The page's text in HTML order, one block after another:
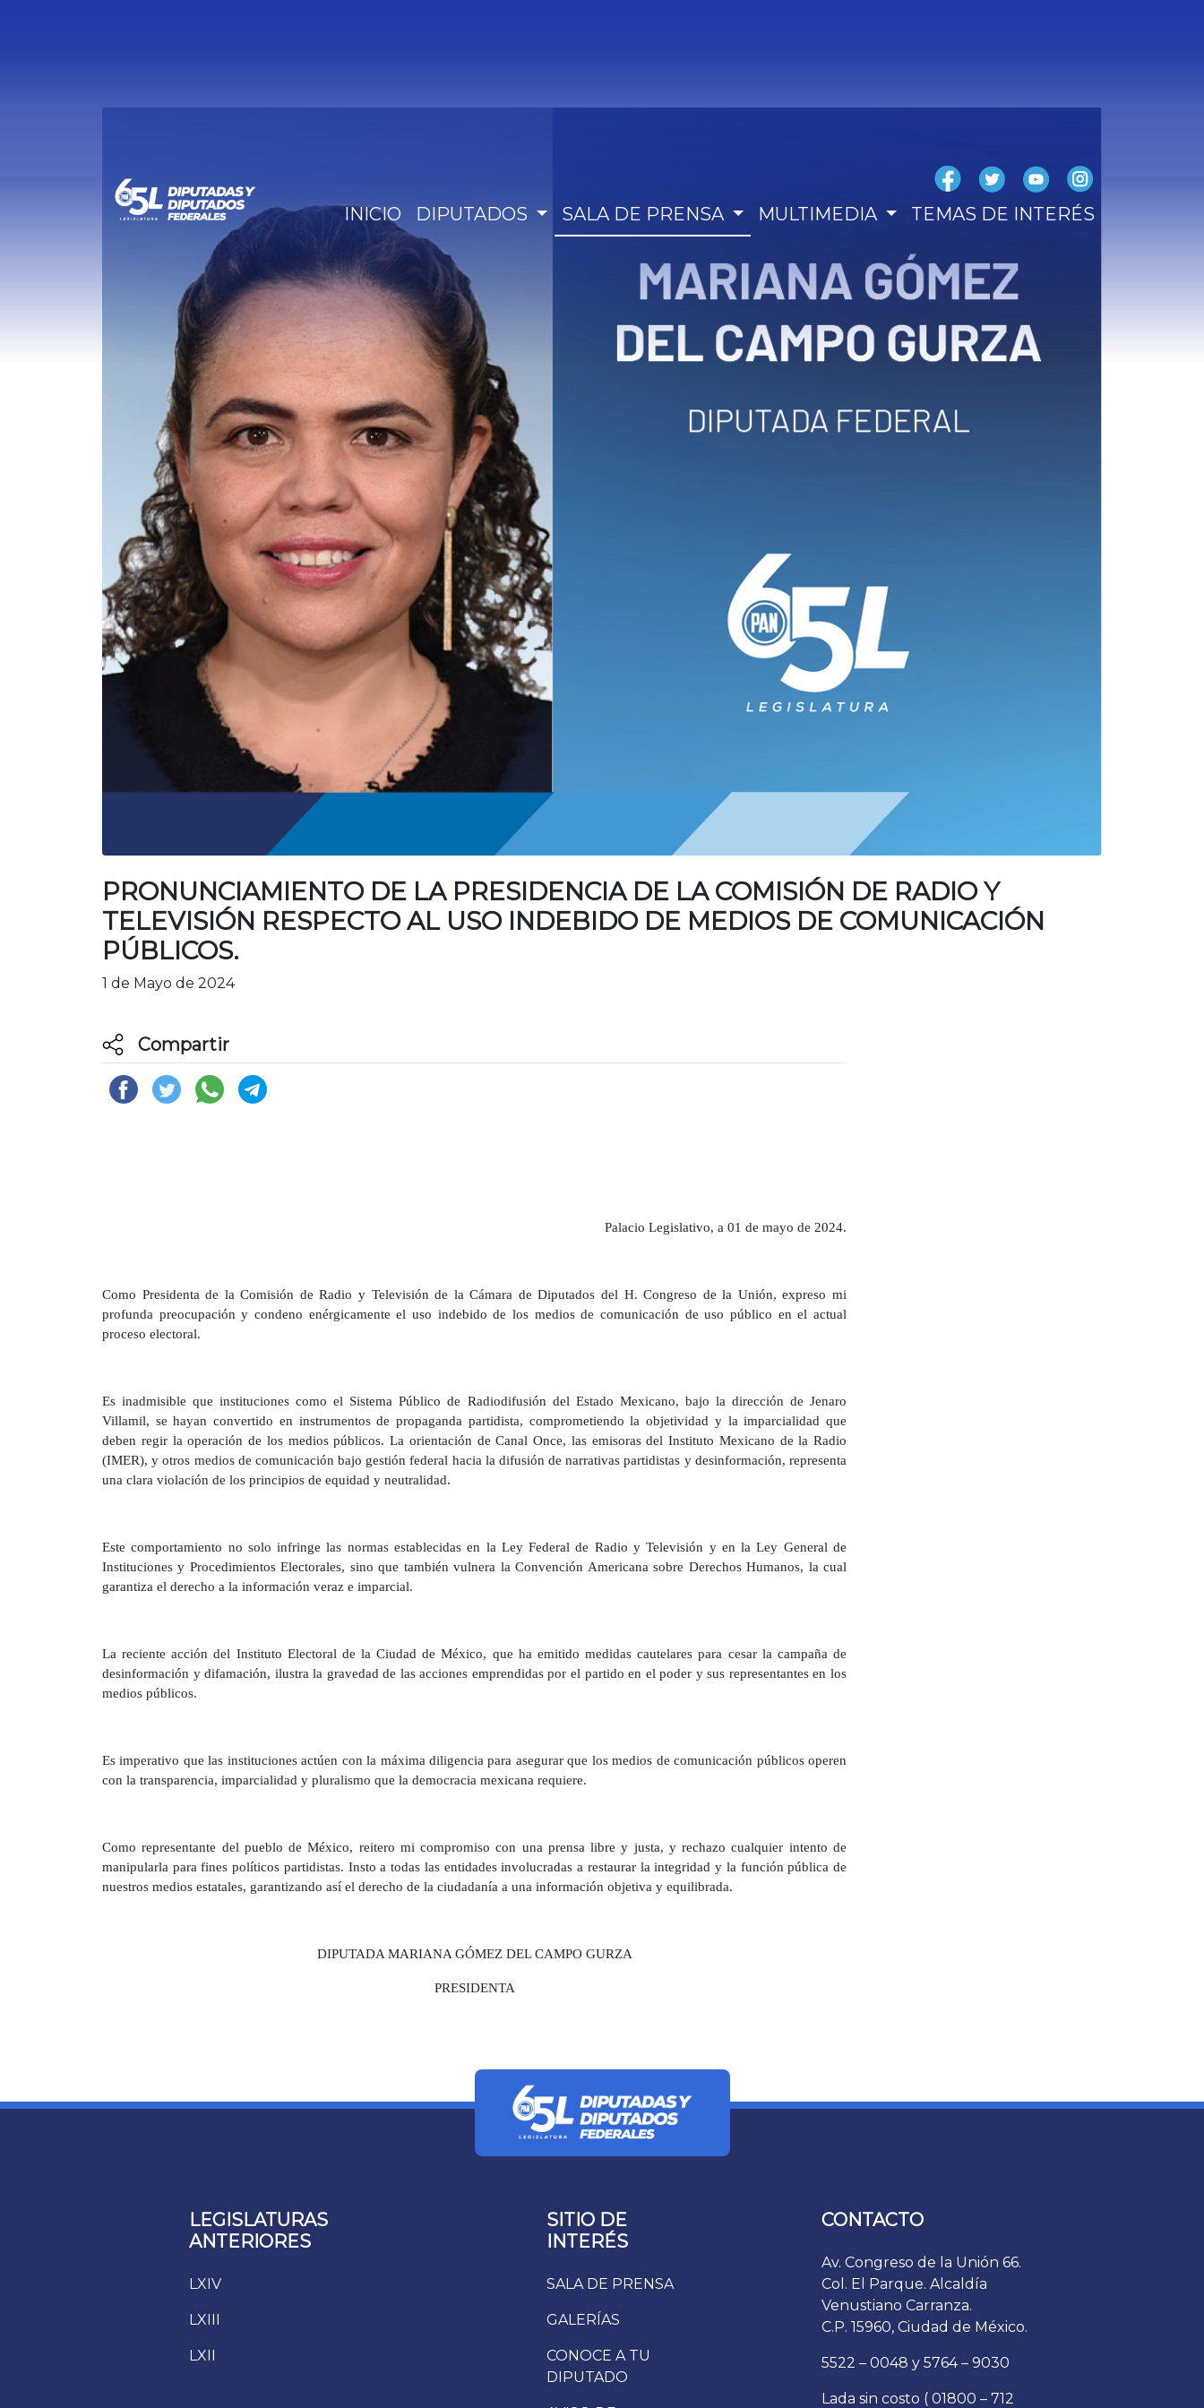
INICIO DIPUTADOS SALA DE PRENSA MULTIMEDIA TEMAS DE INTERÉS
PRONUNCIAMIENTO DE LA PRESIDENCIA DE LA COMISIÓN DE RADIO Y
TELEVISIÓN RESPECTO AL USO INDEBIDO DE MEDIOS DE COMUNICACIÓN
PÚBLICOS.
1 de Mayo de 2024
Compartir
Palacio Legislativo, a 01 de mayo de 2024.
Como Presidenta de la Comisión de Radio y Televisión de la Cámara de Diputados del H. Congreso de la Unión, expreso mi
profunda preocupación y condeno enérgicamente el uso indebido de los medios de comunicación de uso público en el actual
proceso electoral.
Es inadmisible que instituciones como el Sistema Público de Radiodifusión del Estado Mexicano, bajo la dirección de Jenaro
Villamil, se hayan convertido en instrumentos de propaganda partidista, comprometiendo la objetividad y la imparcialidad que
deben regir la operación de los medios públicos. La orientación de Canal Once, las emisoras del Instituto Mexicano de la Radio
(IMER), y otros medios de comunicación bajo gestión federal hacia la difusión de narrativas partidistas y desinformación, representa
una clara violación de los principios de equidad y neutralidad.
Este comportamiento no solo infringe las normas establecidas en la Ley Federal de Radio y Televisión y en la Ley General de
Instituciones y Procedimientos Electorales, sino que también vulnera la Convención Americana sobre Derechos Humanos, la cual
garantiza el derecho a la información veraz e imparcial.
La reciente acción del Instituto Electoral de la Ciudad de México, que ha emitido medidas cautelares para cesar la campaña de
desinformación y difamación, ilustra la gravedad de las acciones emprendidas por el partido en el poder y sus representantes en los
medios públicos.
Es imperativo que las instituciones actúen con la máxima diligencia para asegurar que los medios de comunicación públicos operen
con la transparencia, imparcialidad y pluralismo que la democracia mexicana requiere.
Como representante del pueblo de México, reitero mi compromiso con una prensa libre y justa, y rechazo cualquier intento de
manipularla para fines políticos partidistas. Insto a todas las entidades involucradas a restaurar la integridad y la función pública de
nuestros medios estatales, garantizando así el derecho de la ciudadanía a una información objetiva y equilibrada.
DIPUTADA MARIANA GÓMEZ DEL CAMPO GURZA
PRESIDENTA
LEGISLATURAS
ANTERIORES
LXIV
LXIII
LXII
SITIO DE
INTERÉS
SALA DE PRENSA
GALERÍAS
CONOCE A TU
DIPUTADO
CONTACTO
Av. Congreso de la Unión 66.
Col. El Parque. Alcaldía
Venustiano Carranza.
C.P. 15960, Ciudad de México.
5522 – 0048 y 5764 – 9030
Lada sin costo ( 01800 – 712